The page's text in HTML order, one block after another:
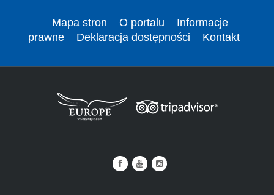
Mapa stron O portalu
Informacje
prawne
Deklaracja dostępności Kontakt